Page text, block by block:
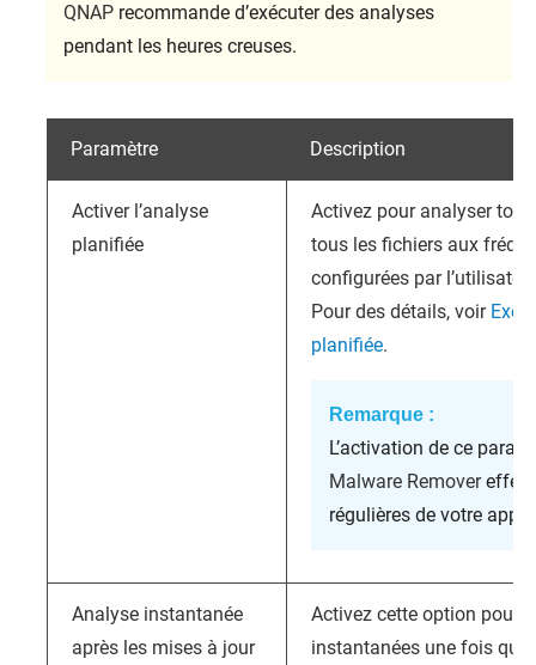
QNAP recommande d’exécuter des analyses
pendant les heures creuses.
Paramètre Description
Activer l’analyse
planifiée
Activez pour analyser
tous les fichiers aux
configurées par
Pour des détails, voir
planifiée.
Remarque :
L’activation de ce
Malware Remover
régulières de votre
Analyse instantanée
après les mises à jour
Activez cette option pour
instantanées une fois que